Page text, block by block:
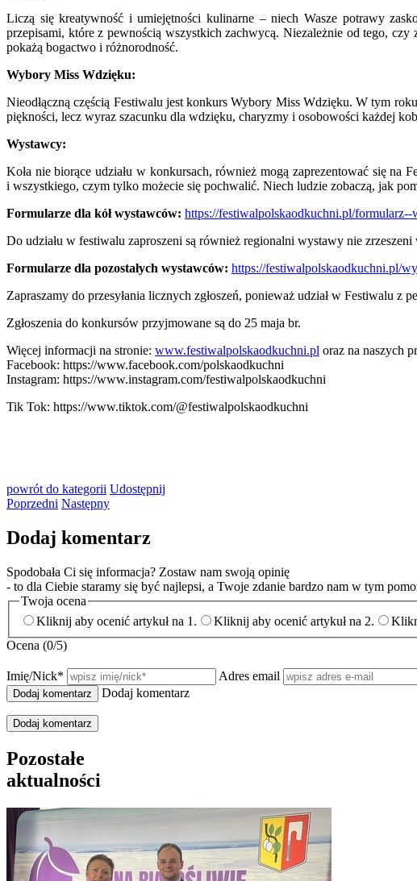
Liczą się kreatywność i umiejętności kulinarne – niech Wasze potrawy
przepisami, które z pewnością wszystkich zachwycą. Niezależnie od tego,
pokażą bogactwo i różnorodność.
Wybory Miss Wdzięku:
Nieodłączną częścią Festiwalu jest konkurs Wybory Miss Wdzięku. W tym
piękności, lecz wyraz szacunku dla wdzięku, charyzmy i osobowości każdej
Wystawcy:
Koła nie biorące udziału w konkursach, również mogą zaprezentować się na
i wszystkiego, czym tylko możecie się pochwalić. Niech ludzie zobaczą, jak
Formularze dla kół wystawców: https://festiwalpolskaodkuchni.pl/
Do udziału w festiwalu zaproszeni są również regionalni wystawy nie
Formularze dla pozostałych wystawców: https://festiwalpolskaodkuchni.pl/
Zapraszamy do przesyłania licznych zgłoszeń, ponieważ udział w Festiwalu
Zgłoszenia do konkursów przyjmowane są do 25 maja br.
Więcej informacji na stronie: www.festiwalpolskaodkuchni.pl oraz na naszych
Facebook: https://www.facebook.com/polskaodkuchni
Instagram: https://www.instagram.com/festiwalpolskaodkuchni
Tik Tok: https://www.tiktok.com/@festiwalpolskaodkuchni
powrót do kategorii Udostępnij
Poprzedni Następny
Dodaj komentarz
Spodobała Ci się informacja? Zostaw nam swoją opinię
- to dla Ciebie staramy się być najlepsi, a Twoje zdanie bardzo nam w tym
Twoja ocena
Kliknij aby ocenić artykuł na 1.
Kliknij aby ocenić artykuł na 2.
Ocena (0/5)
Imię/Nick* Adres email
Dodaj komentarz
Dodaj komentarz
Pozostałe
aktualności